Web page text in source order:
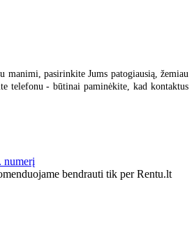
manimi, pasirinkite Jums patogiausią, žemiau
telefonu - būtinai paminėkite, kad kontaktus
numerį
bendrauti tik per Rentu.lt